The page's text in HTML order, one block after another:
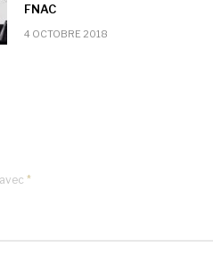
FNAC
4 OCTOBRE 2018
*